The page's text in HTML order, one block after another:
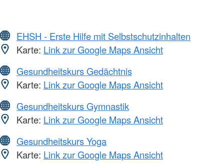
EHSH - Erste Hilfe mit Selbstschutzinhalten
Karte: Link zur Google Maps Ansicht
Gesundheitskurs Gedächtnis
Karte: Link zur Google Maps Ansicht
Gesundheitskurs Gymnastik
Karte: Link zur Google Maps Ansicht
Gesundheitskurs Yoga
Karte: Link zur Google Maps Ansicht